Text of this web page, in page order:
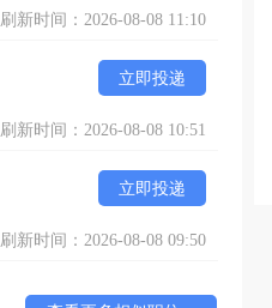
刷新时间：2026-08-08 11:10
立即投递
刷新时间：2026-08-08 10:51
立即投递
刷新时间：2026-08-08 09:50